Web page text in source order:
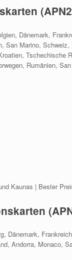
Dänemark,
San Marino,
Tschechische
Rumänien,
Kaunas | Bester
Dänemark,
Andorra, Monaco,